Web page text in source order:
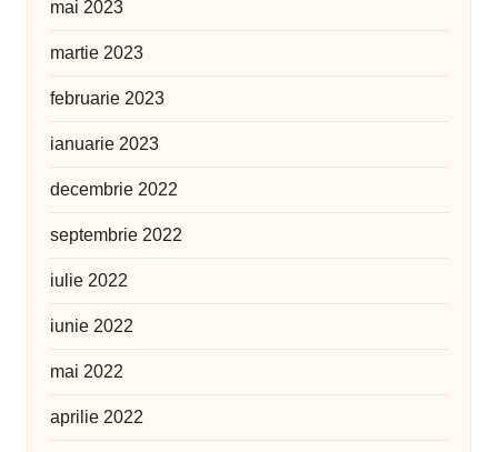
mai 2023
martie 2023
februarie 2023
ianuarie 2023
decembrie 2022
septembrie 2022
iulie 2022
iunie 2022
mai 2022
aprilie 2022